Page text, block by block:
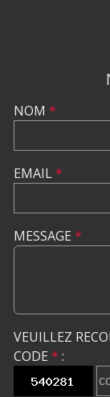
NOM *
EMAIL*
MESSAGE *
VEUILLEZ
CODE * :